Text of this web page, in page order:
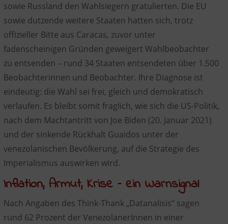
sowie Russland den Wahlsiegern gratulierten. Die EU
sowie dutzende weitere Staaten hatten sich, trotz
offizieller Bitte aus Caracas, zuvor unter
fadenscheinigen Gründen geweigert Wahlbeobachter
zu entsenden – rund 34 Staaten entsendeten über 1.500
Beobachterinnen und Beobachter. Ihre Diagnose ist
eindeutig: die Wahl sei frei, gleich und demokratisch
verlaufen. Es bleibt somit fraglich, wie sich die US-Politik,
nach dem Machtantritt von Joe Biden (20. Januar 2021)
und der sinkende Rückhalt Guaidos unter der
venezolanischen Bevölkerung, auf die Strategie des
Imperialismus auswirken wird.
Inflation, Armut, Krise – ein Warnsignal
Nach Angaben des Think-Thank „Datanalisis“ sagen
rund 62 Prozent der VenezolanerInnen in einer